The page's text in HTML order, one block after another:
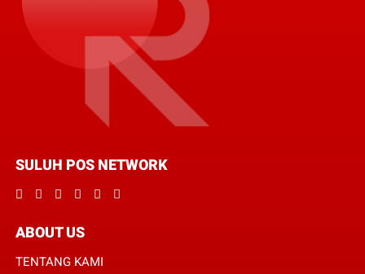
SULUH POS NETWORK
ABOUT US
TENTANG KAMI